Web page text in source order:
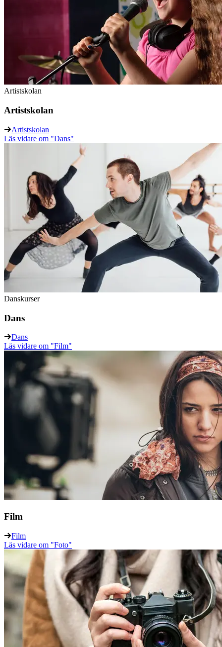
Artistskolan
Artistskolan
Artistskolan
Läs vidare om "Dans"
Danskurser
Dans
Dans
Läs vidare om "Film"
Film
Film
Läs vidare om "Foto"